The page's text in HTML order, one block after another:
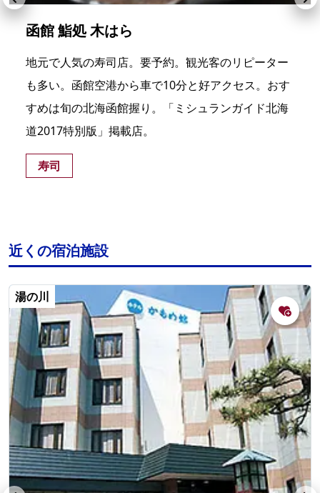
函館 鮨処 木はら
地元で人気の寿司店。要予約。観光客のリピーター
も多い。函館空港から車で10分と好アクセス。おす
すめは旬の北海函館握り。「ミシュランガイド北海
道2017特別版」掲載店。
寿司
近くの宿泊施設
湯の川